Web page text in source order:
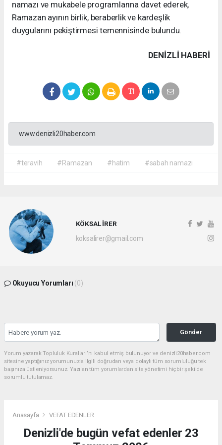
namazı ve mukabele programlarına davet ederek,
Ramazan ayının birlik, beraberlik ve kardeşlik
duygularını pekiştirmesi temennisinde bulundu.
DENIZLI HABERİ
www.denizli20haber.com
#teravih #Ramazan #hatim #sabah namazı
KÖKSAL İRER
koksalirer@gmail.com
Okuyucu Yorumları (0)
Gönder
Yorum yazarak Topluluk Kuralları’nı kabul etmiş bulunuyor ve denizli20haber.com
sitesine yaptığınız yorumunuzla ilgili doğrudan veya dolaylı tüm sorumluluğu tek
başınıza üstleniyorsunuz. Yazılan tüm yorumlardan site yönetimi hiçbir şekilde
sorumlu tutulamaz.
Anasayfa VEFAT EDENLER
Denizli'de bugün vefat edenler 23